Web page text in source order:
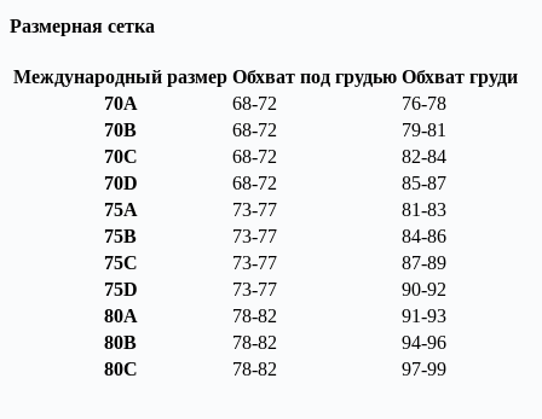
Размерная сетка
Международный размер Обхват под грудью Обхват груди
70A
68-72
76-78
70B
68-72
79-81
70C
68-72
82-84
70D
68-72
85-87
75A
73-77
81-83
75B
73-77
84-86
75C
73-77
87-89
75D
73-77
90-92
80A
78-82
91-93
80B
78-82
94-96
80C
78-82 97-99